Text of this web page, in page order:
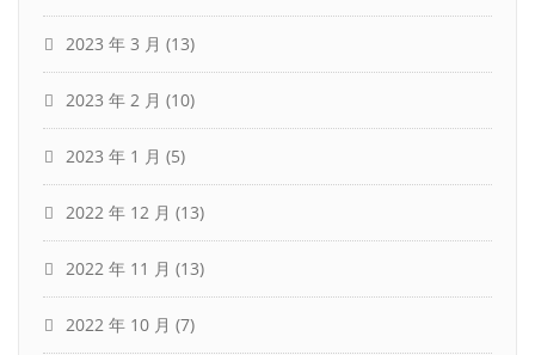
2023 年 3 月 (13)
2023 年 2 月 (10)
2023 年 1 月 (5)
2022 年 12 月 (13)
2022 年 11 月 (13)
2022 年 10 月 (7)